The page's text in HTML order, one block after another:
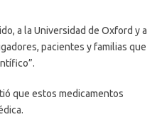
a la Universidad de Oxford y a
pacientes y familias que
que estos medicamentos